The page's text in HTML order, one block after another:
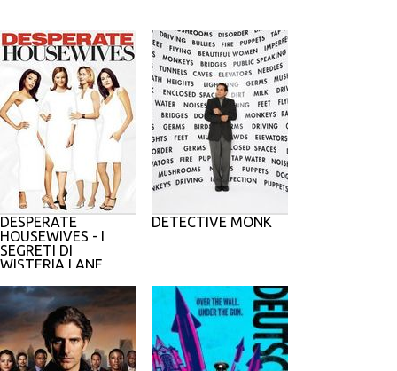
DESPERATE
HOUSEWIVES - I
SEGRETI DI
WISTERIA LANE
DETECTIVE MONK